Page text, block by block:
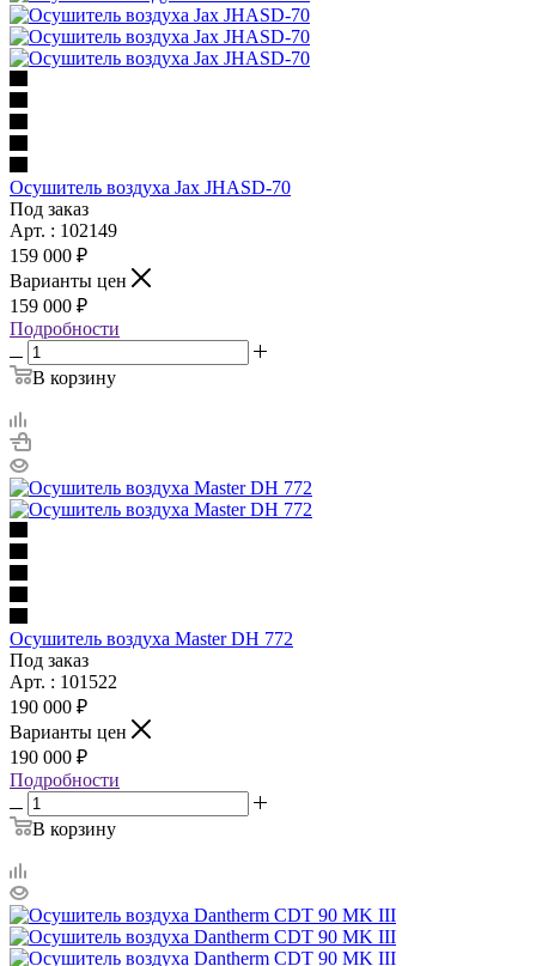
Осушитель воздуха Jax JHASD-70
Под заказ
Арт. : 102149
159 000 ₽
Варианты цен
159 000 ₽
Подробности
В корзину
Осушитель воздуха Master DH 772
Под заказ
Арт. : 101522
190 000 ₽
Варианты цен
190 000 ₽
Подробности
В корзину